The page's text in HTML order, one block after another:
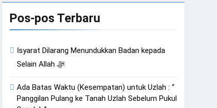
Pos-pos Terbaru
Isyarat Dilarang Menundukkan Badan kepada
Selain Allah ﷻ
Ada Batas Waktu (Kesempatan) untuk Uzlah : “
Panggilan Pulang ke Tanah Uzlah Sebelum Pukul